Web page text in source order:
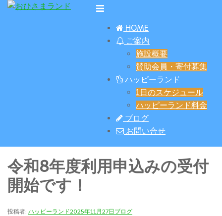
ト
HOME
ご案内
施設概要
賛助会員・寄付募集
ハッピーランド
1日のスケジュール
ハッピーランド料金
ブログ
お問い合せ
令和8年度利用申込みの受付
開始です！
投稿者: ハッピーランド2025年11月27日 ブログ